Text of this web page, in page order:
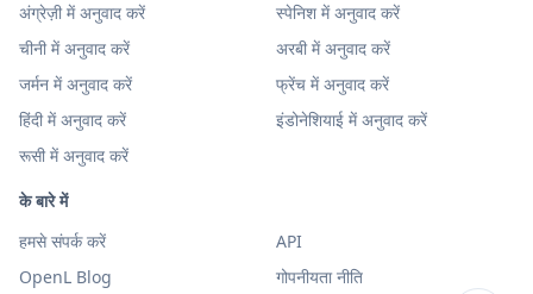
अंग्रेज़ी में अनुवाद करें
स्पेनिश में अनुवाद करें
चीनी में अनुवाद करें
अरबी में अनुवाद करें
जर्मन में अनुवाद करें
फ्रेंच में अनुवाद करें
हिंदी में अनुवाद करें
इंडोनेशियाई में अनुवाद करें
रूसी में अनुवाद करें
के बारे में
हमसे संपर्क करें
API
OpenL Blog
गोपनीयता नीति